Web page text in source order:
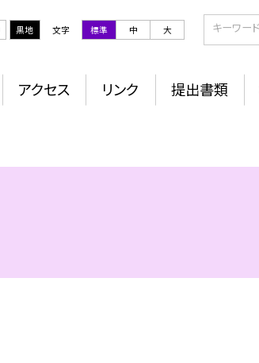
黒地 文字 標準 中 大
アクセス リンク 提出書類